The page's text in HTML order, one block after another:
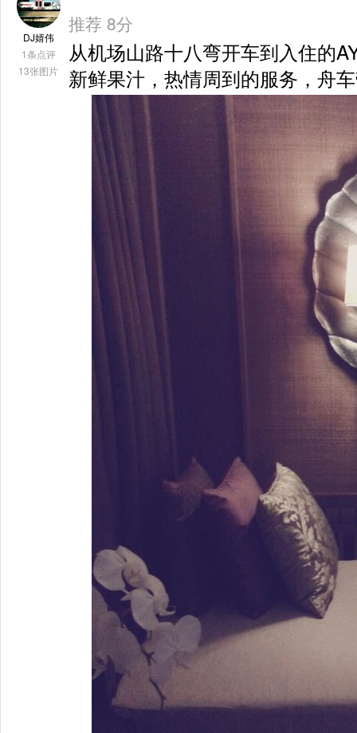
DJ婧伟
1条点评
13张图片
推荐 8分
从机场山路十八弯开车到入住的
新鲜果汁，热情周到的服务，舟